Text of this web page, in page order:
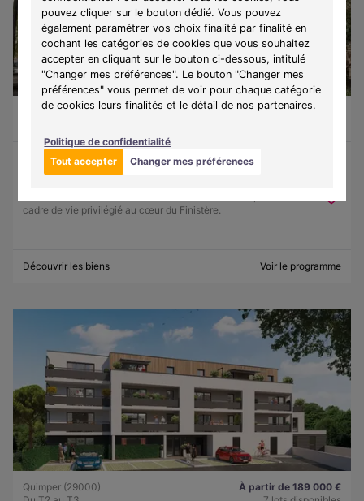
pouvez cliquer sur le bouton dédié. Vous pouvez
également paramétrer vos choix finalité par finalité en
cochant les catégories de cookies que vous souhaitez
accepter en cliquant sur le bouton ci-dessous, intitulé
"Changer mes préférences". Le bouton "Changer mes
préférences" vous permet de voir pour chaque catégorie
de cookies leurs finalités et le détail de nos partenaires.
Politique de confidentialité
Tout accepter
Changer mes préférences
Guilvinec (29730)
À partir de 130 500 €
cadre de vie privilégié au cœur du Finistère.
Découvrir les biens Voir le programme
Quimper (29000)
À partir de 189 000 €